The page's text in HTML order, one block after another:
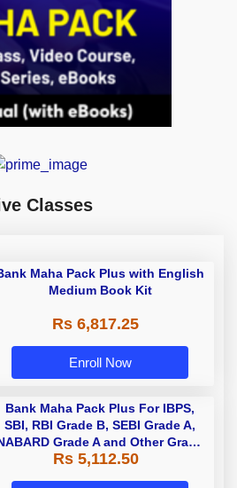
Classes
Maha Pack Plus with English
Medium Book Kit
Rs 6,817.25
Enroll Now
Bank Maha Pack Plus For IBPS,
SBI, RBI Grade B, SEBI Grade A,
Grade A and Other Grade
A & Grade B Bank Exams
Rs 5,112.50